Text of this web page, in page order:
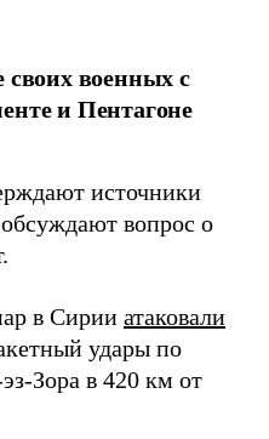
своих военных с
и Пентагоне
источники
вопрос о
в Сирии атаковали
удары по
Зора в 420 км от